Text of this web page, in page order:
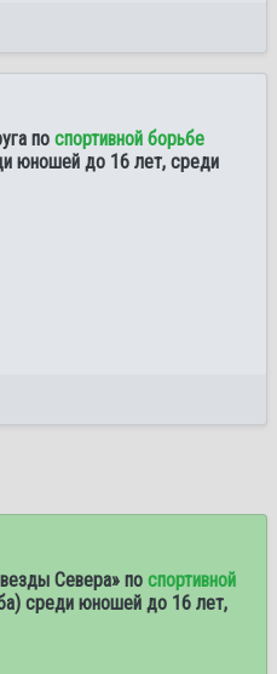
по спортивной борьбе
юношей до 16 лет, среди
Севера» по спортивной
среди юношей до 16 лет,